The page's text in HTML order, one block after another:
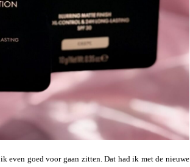
even goed voor gaan zitten. Dat had ik met de nieuwe